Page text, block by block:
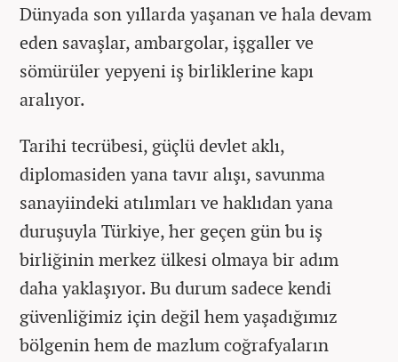
Dünyada son yıllarda yaşanan ve hala devam
eden savaşlar, ambargolar, işgaller ve
sömürüler yepyeni iş birliklerine kapı
aralıyor.
Tarihi tecrübesi, güçlü devlet aklı,
diplomasiden yana tavır alışı, savunma
sanayiindeki atılımları ve haklıdan yana
duruşuyla Türkiye, her geçen gün bu iş
birliğinin merkez ülkesi olmaya bir adım
daha yaklaşıyor. Bu durum sadece kendi
güvenliğimiz için değil hem yaşadığımız
bölgenin hem de mazlum coğrafyaların